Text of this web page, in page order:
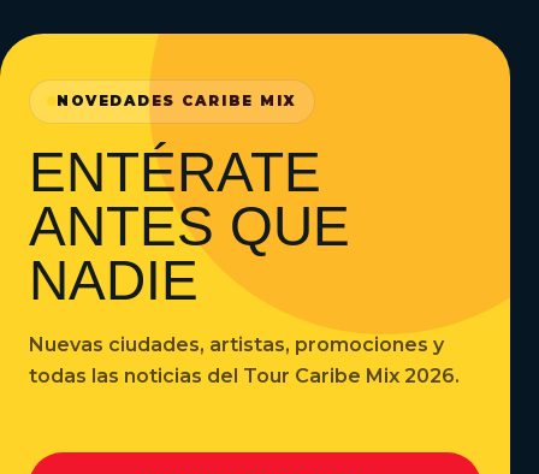
NOVEDADES CARIBE MIX
ENTÉRATE
ANTES QUE
NADIE
Nuevas ciudades, artistas, promociones y
todas las noticias del Tour Caribe Mix 2026.